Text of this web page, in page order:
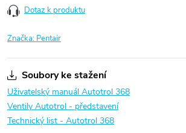
Dotaz k produktu
Značka: Pentair
Soubory ke stažení
Uživatelský manuál Autotrol 368
Ventily Autotrol - představení
Technický list - Autotrol 368